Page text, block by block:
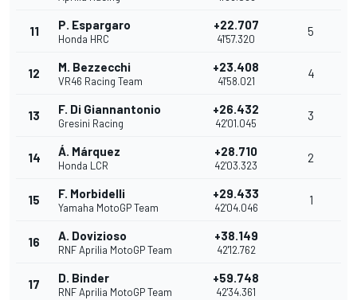
11 P. Espargaro
Honda HRC
+22.707
41'57.320
5
12 M. Bezzecchi
VR46 Racing Team
+23.408
41'58.021
4
13 F. Di Giannantonio
Gresini Racing
+26.432
42'01.045
3
14 Á. Márquez
Honda LCR
+28.710
42'03.323
2
15 F. Morbidelli
Yamaha MotoGP Team
+29.433
42'04.046
1
16 A. Dovizioso
RNF Aprilia MotoGP Team
+38.149
42'12.762
17 D. Binder
RNF Aprilia MotoGP Team
+59.748
42'34.361